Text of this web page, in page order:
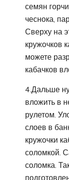
семян
чеснока,
Сверху на
кружочков
можете
кабачков
4.Дальше
вложить в
рулетом.
слоев в
кружочки
соломкой.
соломка.